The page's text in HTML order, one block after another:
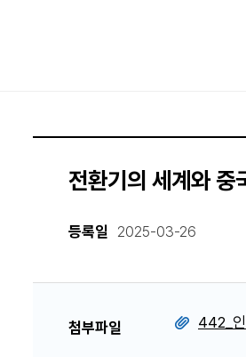
전환기의 세계와 중
등록일 2025-03-26
첨부파일 442_